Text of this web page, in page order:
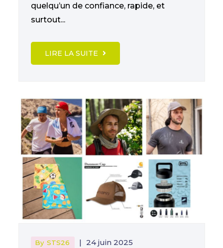
quelqu’un de confiance, rapide, et
surtout...
LIRE LA SUITE
By STS26 | 24 juin 2025